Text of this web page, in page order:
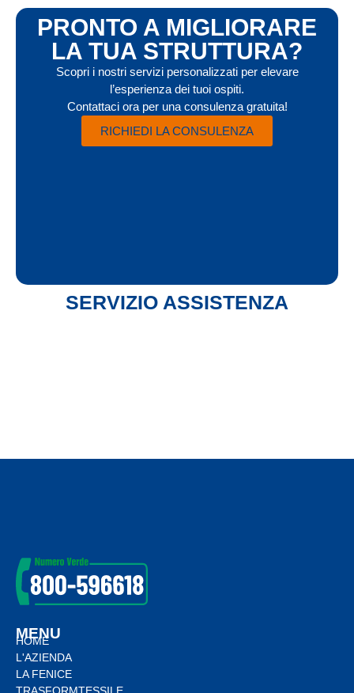
PRONTO A MIGLIORARE
LA TUA STRUTTURA?
Scopri i nostri servizi personalizzati per elevare
l’esperienza dei tuoi ospiti.
Contattaci ora per una consulenza gratuita!
RICHIEDI LA CONSULENZA
SERVIZIO ASSISTENZA
MENU
HOME
L'AZIENDA
LA FENICE
TRASFORMTESSILE